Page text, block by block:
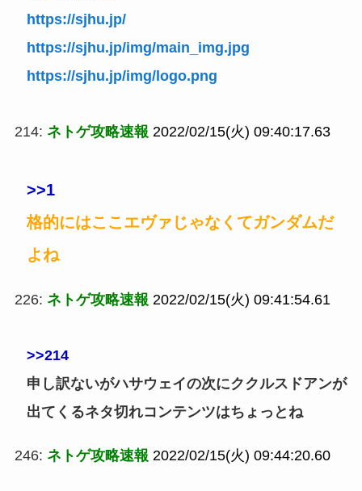
https://sjhu.jp/
https://sjhu.jp/img/main_img.jpg
https://sjhu.jp/img/logo.png
214: ネトゲ攻略速報 2022/02/15(火) 09:40:17.63
>>1
格的にはここエヴァじゃなくてガンダムだ
よね
226: ネトゲ攻略速報 2022/02/15(火) 09:41:54.61
>>214
申し訳ないがハサウェイの次にククルスドアンが
出てくるネタ切れコンテンツはちょっとね
246: ネトゲ攻略速報 2022/02/15(火) 09:44:20.60